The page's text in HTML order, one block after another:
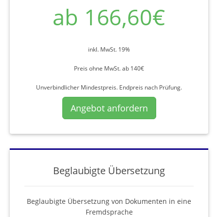
ab 166,60€
inkl. MwSt. 19%
Preis ohne MwSt. ab 140€
Unverbindlicher Mindestpreis. Endpreis nach Prüfung.
Angebot anfordern
Beglaubigte Übersetzung
Beglaubigte Übersetzung von Dokumenten in eine
Fremdsprache